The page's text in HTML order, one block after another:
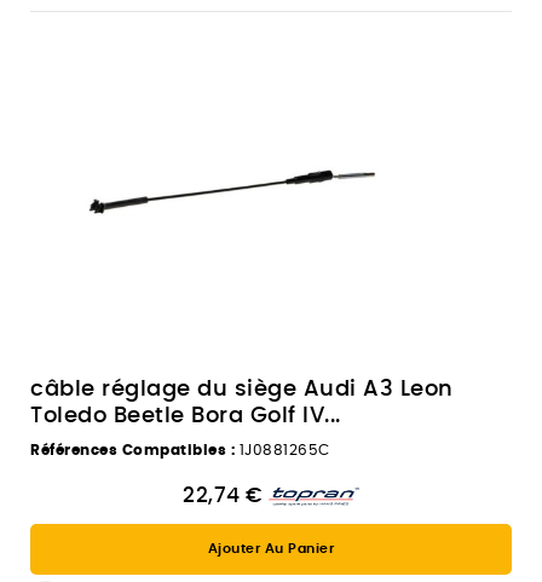
câble réglage du siège Audi A3 Leon
Toledo Beetle Bora Golf IV...
Références Compatibles : 1J0881265C
22,74 €
Ajouter Au Panier